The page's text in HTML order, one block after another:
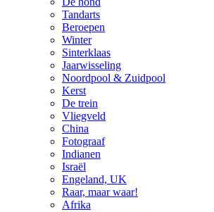
Tandarts
Beroepen
Winter
Sinterklaas
Jaarwisseling
Noordpool & Zuidpool
Kerst
De trein
Vliegveld
China
Fotograaf
Indianen
Israël
Engeland, UK
Raar, maar waar!
Afrika